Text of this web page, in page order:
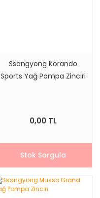
Ssangyong Korando
Sports Yağ Pompa Zinciri
0,00 TL
Stok Sorgula